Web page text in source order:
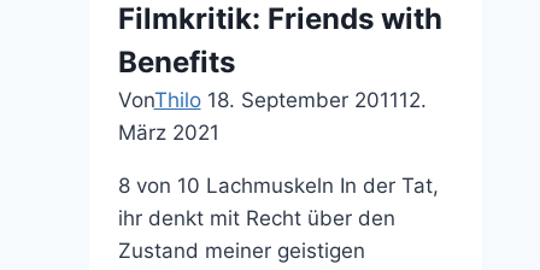
&
Brezel-
Spiel
Filmkritik: Friends with
Benefits
VonThilo 18. September 201112.
März 2021
8 von 10 Lachmuskeln In der Tat,
ihr denkt mit Recht über den
Zustand meiner geistigen